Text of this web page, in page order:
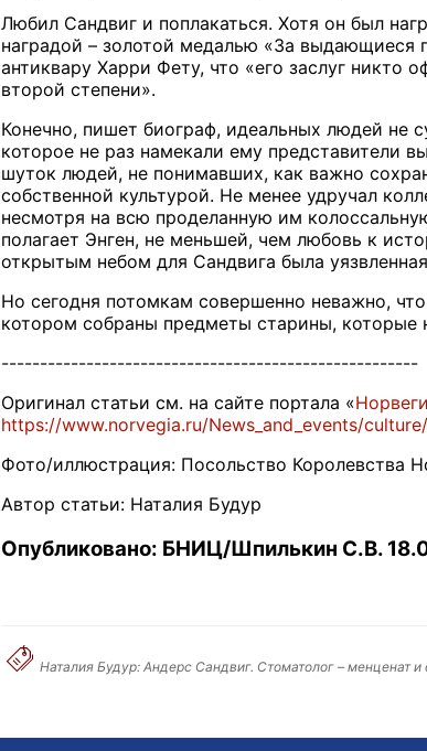
Любил Сандвиг и поплакаться. Хотя он был
наградой – золотой медалью «За выдающиеся
антиквару Харри Фету, что «его заслуг никто
второй степени».
Конечно, пишет биограф, идеальных людей не
которое не раз намекали ему представители
шуток людей, не понимавших, как важно
собственной культурой. Не менее удручал
несмотря на всю проделанную им
полагает Энген, не меньшей, чем любовь к
открытым небом для Сандвига была
Но сегодня потомкам совершенно неважно,
котором собраны предметы старины, которые
------------------------------------------------------
Оригинал статьи см. на сайте портала «
https://www.norvegia.ru/News_and_events/
Фото/иллюстрация: Посольство Королевства
Автор статьи: Наталия Будур
Опубликовано: БНИЦ/Шпилькин С.В.
Наталия Будур: Андерс Сандвиг. Стоматолог – менценат